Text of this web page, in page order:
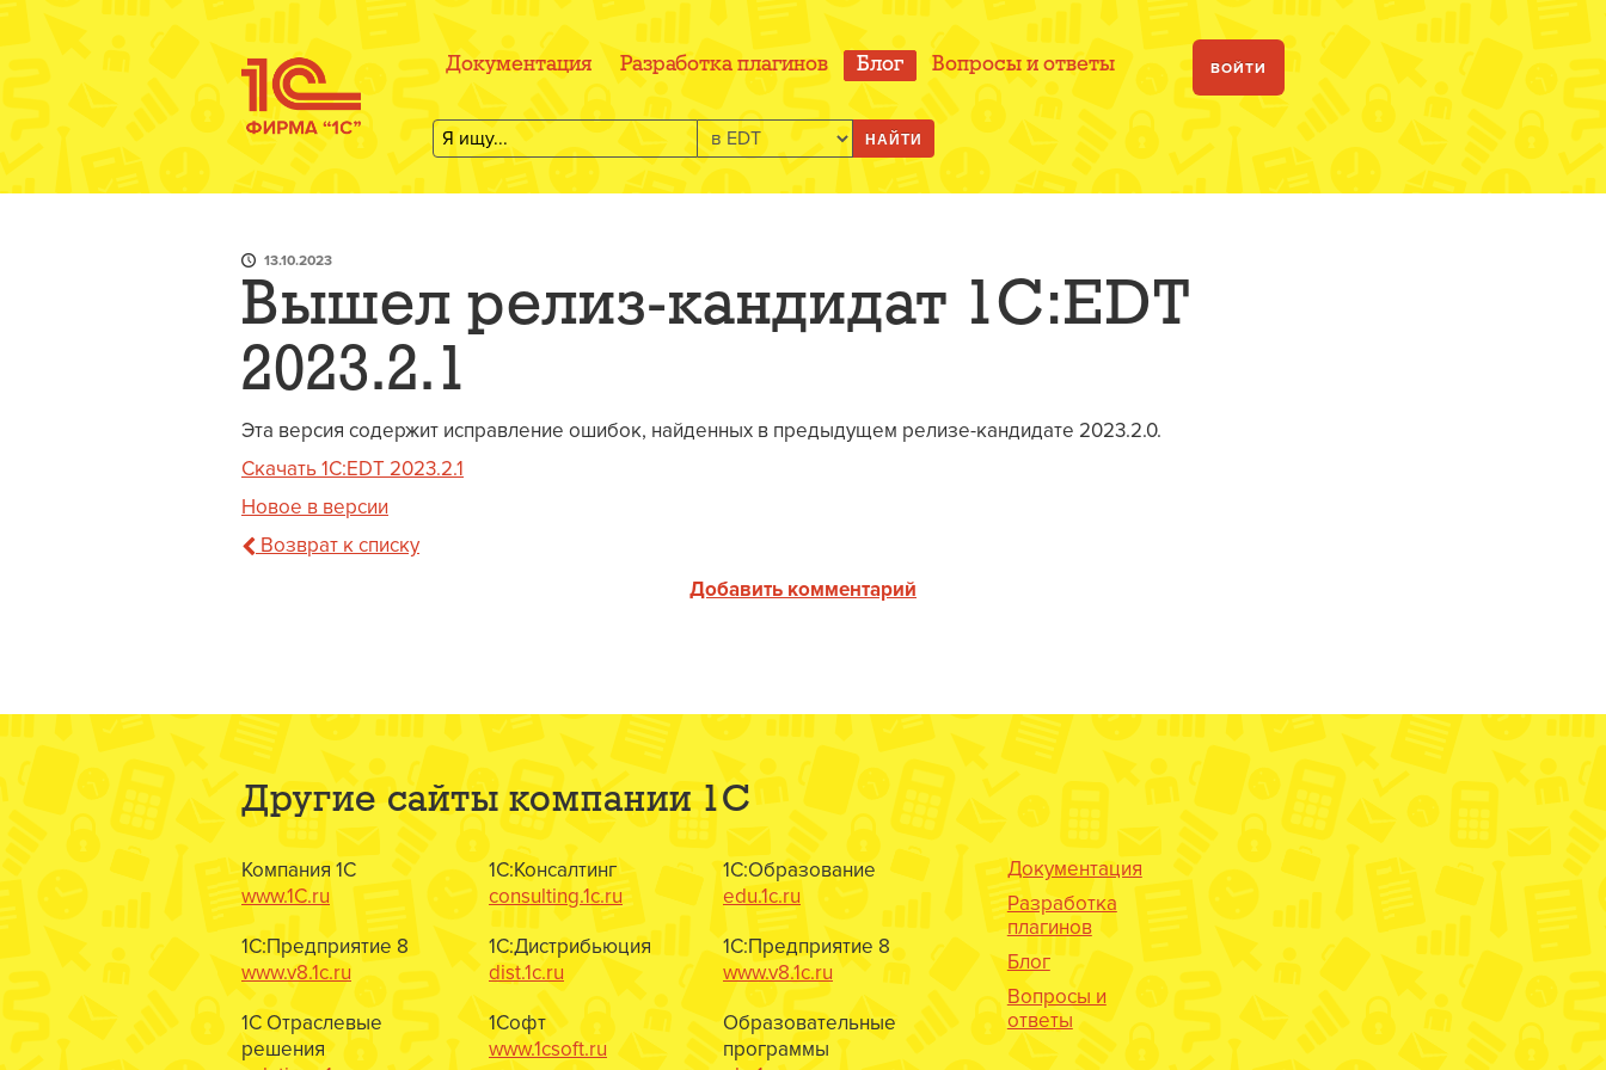
Документация Разработка плагинов Блог Вопросы и ответы ВОЙТИ
НАЙТИ
13.10.2023
Вышел релиз-кандидат 1C:EDT
2023.2.1
Эта версия содержит исправление ошибок, найденных в предыдущем релизе-кандидате 2023.2.0.
Скачать 1C:EDT 2023.2.1
Новое в версии
Возврат к списку
Добавить комментарий
Другие сайты компании 1С
Компания 1С
www.1C.ru
1С:Предприятие 8
www.v8.1c.ru
1С Отраслевые
решения
1С:Консалтинг
consulting.1c.ru
1С:Дистрибьюция
dist.1c.ru
1Софт
www.1csoft.ru
1С:Образование
edu.1c.ru
1С:Предприятие 8
www.v8.1c.ru
Образовательные
программы
Документация
Разработка
плагинов
Блог
Вопросы и
ответы